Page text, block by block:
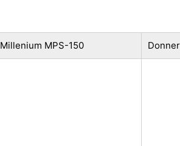
Millenium MPS-150